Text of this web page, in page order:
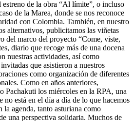
estreno de la obra “Al límite”, o incluso
de la Marea, donde se nos reconoce
con Colombia. También, en nuestro
alternativos, publicitamos las viñetas
del marco del proyecto “Come, viste,
diario que recoge más de una docena
nuestras actividades, así como
que asistieron a nuestros
como organización de diferentes
Como en años anteriores,
Pachakuti los miércoles en la RPA, una
no está en el día a día de lo que hacemos
la agenda, tanto asturiana como
una perspectiva solidaria. Muchos de